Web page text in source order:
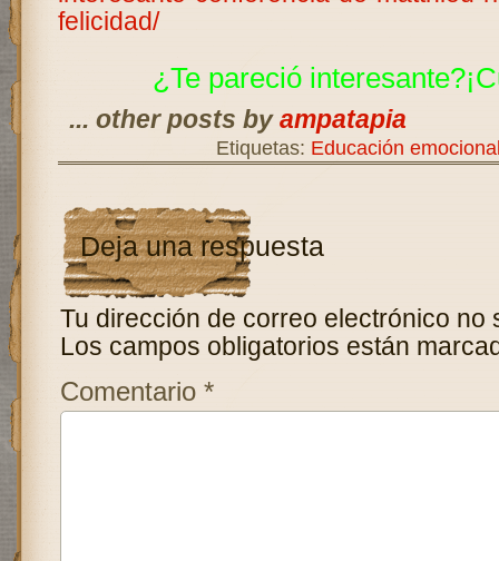
felicidad/
¿Te pareció
... other posts byampatapia
Etiquetas: Educación
Deja una respuesta
Tu dirección de correo electrónico no
Los campos obligatorios están
Comentario *